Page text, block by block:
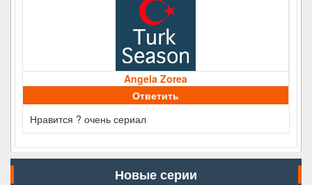
Angela Zorea
Ответить
Нравится ? очень сериал
Новые серии